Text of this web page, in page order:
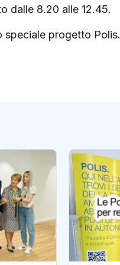
dalle 8.20 alle 12.45.
speciale progetto Polis.